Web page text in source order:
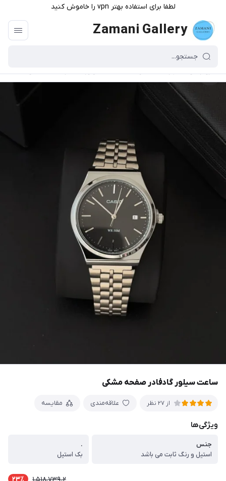
لطفا برای استفاده بهتر vpn را خاموش کنید
Zamani Gallery
ساعت سیلور گادفادر صفحه مشکی
از 27 نظر علاقه‌مندی مقایسه
ویژگی‌ها
جنس
استیل و رنگ ثابت می باشد
.
بک استیل
23٪